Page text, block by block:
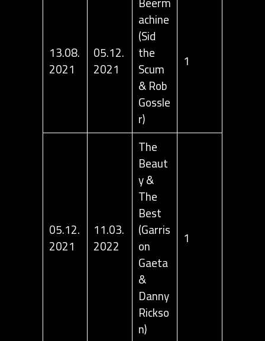
13.08.
2021
05.12.
2021
achine
(Sid
the
Scum
& Rob
Gossle
r)
1
05.12.
2021
11.03.
2022
The
Beaut
y &
The
Best
(Garris
on
Gaeta
&
Danny
Rickso
n)
1